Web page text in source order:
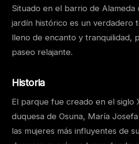
Situado en el barrio de Alameda
jardín histórico es un verdadero
lleno de encanto y tranquilidad,
paseo relajante.
Historia
El parque fue creado en el siglo
duquesa de Osuna, María
las mujeres más influyentes de